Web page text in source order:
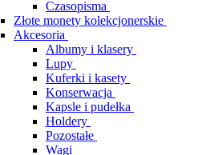
Czasopisma
Złote monety kolekcjonerskie
Akcesoria
Albumy i klasery
Lupy
Kuferki i kasety
Konserwacja
Kapsle i pudełka
Holdery
Pozostałe
Wagi